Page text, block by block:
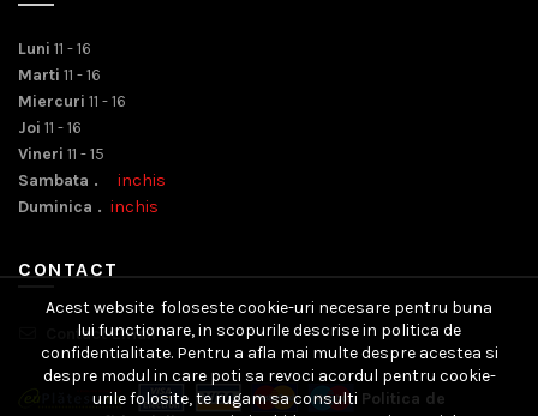
Luni 11 - 16
Marti 11 - 16
Miercuri 11 - 16
Joi 11 - 16
Vineri 11 - 15
Sambata . inchis
Duminica . inchis
CONTACT
Contact Email
Acest website foloseste cookie-uri necesare pentru buna
lui functionare, in scopurile descrise in politica de
confidentialitate. Pentru a afla mai multe despre acestea si
despre modul in care poti sa revoci acordul pentru cookie-
urile folosite, te rugam sa consulti Politica de